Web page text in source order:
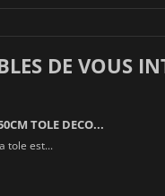
DE VOUS
TOLE DECO...
tole est...